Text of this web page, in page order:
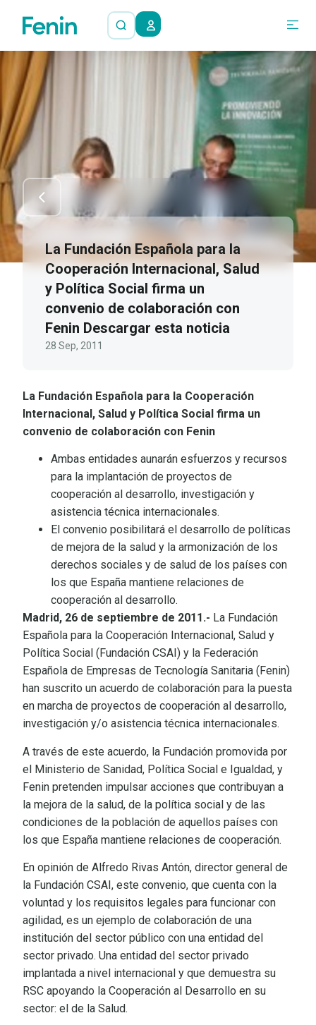
La Fundación Española para la
Cooperación Internacional, Salud
y Política Social firma un
convenio de colaboración con
Fenin Descargar esta noticia
28 Sep, 2011
La Fundación Española para la Cooperación
Internacional, Salud y Política Social firma un
convenio de colaboración con Fenin
Ambas entidades aunarán esfuerzos y recursos
para la implantación de proyectos de
cooperación al desarrollo, investigación y
asistencia técnica internacionales.
El convenio posibilitará el desarrollo de políticas
de mejora de la salud y la armonización de los
derechos sociales y de salud de los países con
los que España mantiene relaciones de
cooperación al desarrollo.
Madrid, 26 de septiembre de 2011.- La Fundación
Española para la Cooperación Internacional, Salud y
Política Social (Fundación CSAI) y la Federación
Española de Empresas de Tecnología Sanitaria (Fenin)
han suscrito un acuerdo de colaboración para la puesta
en marcha de proyectos de cooperación al desarrollo,
investigación y/o asistencia técnica internacionales.
A través de este acuerdo, la Fundación promovida por
el Ministerio de Sanidad, Política Social e Igualdad, y
Fenin pretenden impulsar acciones que contribuyan a
la mejora de la salud, de la política social y de las
condiciones de la población de aquellos países con
los que España mantiene relaciones de cooperación.
En opinión de Alfredo Rivas Antón, director general de
la Fundación CSAI, este convenio, que cuenta con la
voluntad y los requisitos legales para funcionar con
agilidad, es un ejemplo de colaboración de una
institución del sector público con una entidad del
sector privado. Una entidad del sector privado
implantada a nivel internacional y que demuestra su
RSC apoyando la Cooperación al Desarrollo en su
sector: el de la Salud.